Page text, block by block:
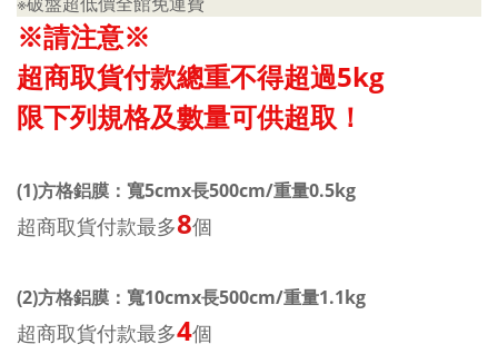
※請注意※
超商取貨付款總重不得超過5kg
限下列規格及數量可供超取！
(1)方格鋁膜：寬5cmx長500cm/重量0.5kg
超商取貨付款最多8個
(2)方格鋁膜：寬10cmx長500cm/重量1.1kg
超商取貨付款最多4個